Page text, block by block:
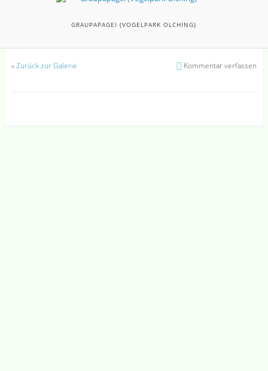
GRAUPAPAGEI (VOGELPARK OLCHING)
«Zurück zur Galerie Kommentar verfassen